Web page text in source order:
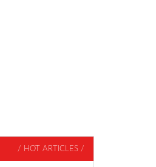
/ HOT ARTICLES /